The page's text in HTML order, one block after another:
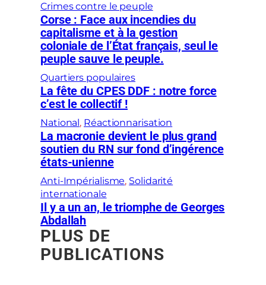
Crimes contre le peuple
Corse : Face aux incendies du
capitalisme et à la gestion
coloniale de l’État français, seul le
peuple sauve le peuple.
Quartiers populaires
La fête du CPES DDF : notre force
c’est le collectif !
National , Réactionnarisation
La macronie devient le plus grand
soutien du RN sur fond d’ingérence
états-unienne
Anti-Impérialisme, Solidarité
internationale
Il y a un an, le triomphe de Georges
Abdallah
PLUS DE
PUBLICATIONS